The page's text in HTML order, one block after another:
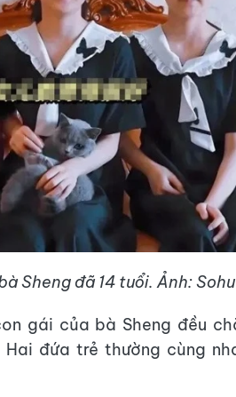
Sheng đã 14 tuổi. Ảnh: Sohu
gái của bà Sheng đều
đứa trẻ thường cùng